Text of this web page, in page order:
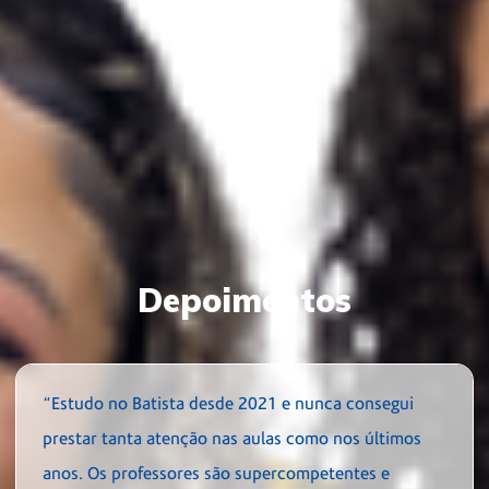
Depoimentos
“Estudo no Batista desde 2021 e nunca consegui
prestar tanta atenção nas aulas como nos últimos
anos. Os professores são supercompetentes e